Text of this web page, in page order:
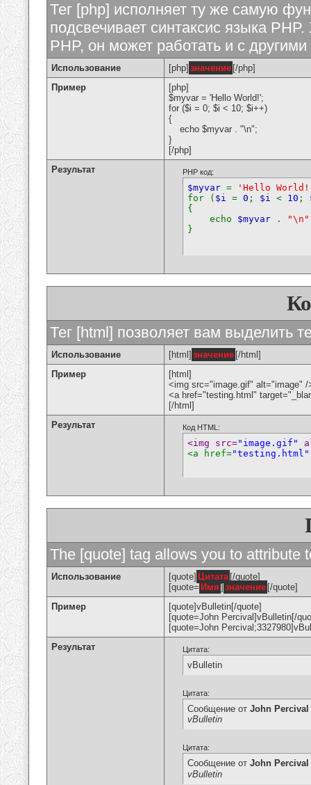
Тег [php] исполняет ту же самую
подсвечивает синтаксис языка
PHP, он может работать и с
Использование [php] значение [/php]
Пример
[php]
$myvar = 'Hello World!';
for ($i = 0; $i < 10; $i++)
{
echo $myvar . "\n";
}
[/php]
Результат
PHP код:
$myvar =
'Hello
for ( $i = 0 ; $i < 10 ;
{
echo $myvar . "\n"
}
Тег [html] позволяет вам выделить
Использование [html] значение [/html]
Пример
[html]
<img src="image.gif" alt="image" /
<a href="testing.html"
[/html]
Результат
Код HTML:
<img src="image.gif"
<a href="testing.html"
The [quote] tag allows you to attribute
Использование [quote] Цитата [/quote]
[quote= Имя ] значение [/quote]
Пример
[quote]vBulletin[/quote]
[quote=John Percival]vBulletin[/
[quote=John
Результат
Цитата:
vBulletin
Цитата:
Сообщение от John Percival
vBulletin
Цитата:
Сообщение от John Percival
vBulletin